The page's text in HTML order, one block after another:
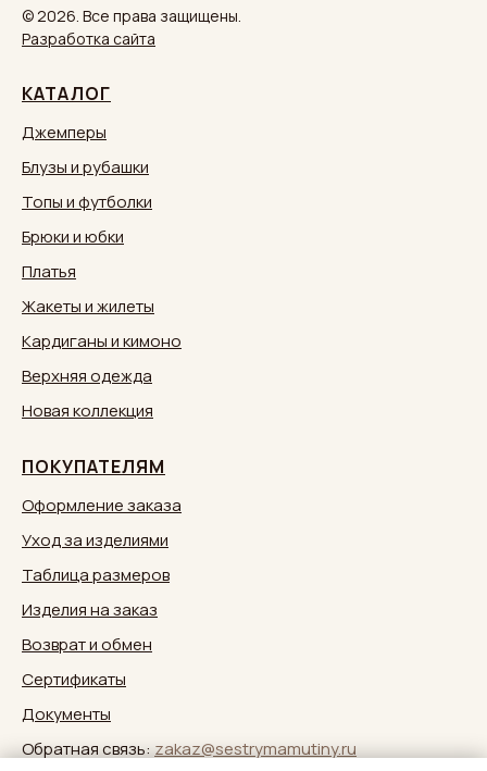
© 2026. Все права защищены.
Разработка сайта
КАТАЛОГ
Джемперы
Блузы и рубашки
Топы и футболки
Брюки и юбки
Платья
Жакеты и жилеты
Кардиганы и кимоно
Верхняя одежда
Новая коллекция
ПОКУПАТЕЛЯМ
Оформление заказа
Уход за изделиями
Таблица размеров
Изделия на заказ
Возврат и обмен
Сертификаты
Документы
Обратная связь: zakaz@sestrymamutiny.ru